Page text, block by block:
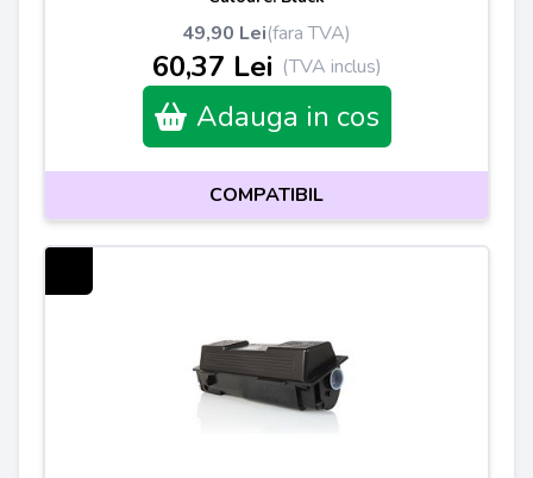
49,90 Lei(fara TVA)
60,37 Lei (TVA inclus)
Adauga in cos
COMPATIBIL